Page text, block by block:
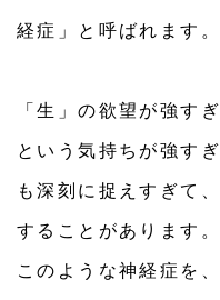
経症」と呼ばれます。
「生」の欲望が強す
という気持ちが強す
も深刻に捉えすぎて
することがあります。
このような神経症を